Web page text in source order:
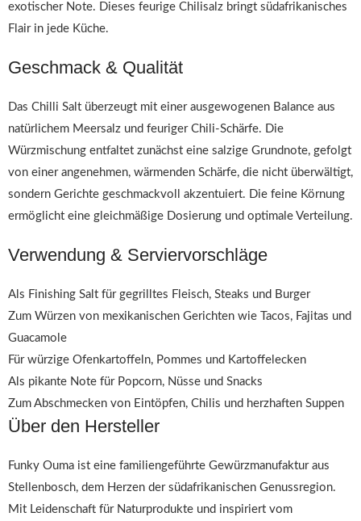
exotischer Note. Dieses feurige Chilisalz bringt südafrikanisches
Flair in jede Küche.
Geschmack & Qualität
Das Chilli Salt überzeugt mit einer ausgewogenen Balance aus
natürlichem Meersalz und feuriger Chili-Schärfe. Die
Würzmischung entfaltet zunächst eine salzige Grundnote, gefolgt
von einer angenehmen, wärmenden Schärfe, die nicht überwältigt,
sondern Gerichte geschmackvoll akzentuiert. Die feine Körnung
ermöglicht eine gleichmäßige Dosierung und optimale Verteilung.
Verwendung & Serviervorschläge
Als Finishing Salt für gegrilltes Fleisch, Steaks und Burger
Zum Würzen von mexikanischen Gerichten wie Tacos, Fajitas und
Guacamole
Für würzige Ofenkartoffeln, Pommes und Kartoffelecken
Als pikante Note für Popcorn, Nüsse und Snacks
Zum Abschmecken von Eintöpfen, Chilis und herzhaften Suppen
Über den Hersteller
Funky Ouma ist eine familiengeführte Gewürzmanufaktur aus
Stellenbosch, dem Herzen der südafrikanischen Genussregion.
Mit Leidenschaft für Naturprodukte und inspiriert vom